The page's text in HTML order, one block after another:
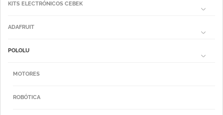
KITS ELECTRÓNICOS CEBEK
ADAFRUIT
POLOLU
MOTORES
ROBÓTICA